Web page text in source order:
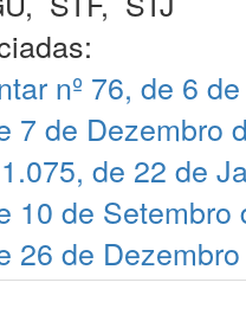
nº 76, de 6
7 de Dezembro
de 22 de
10 de Setembro
26 de